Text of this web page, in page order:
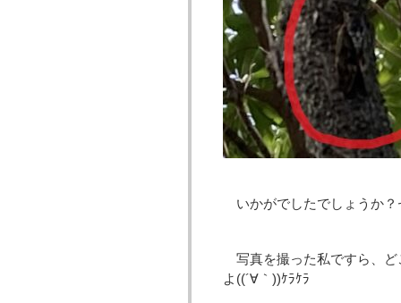
いかがでしたでしょうか
写真を撮った私ですら、
よ((´∀｀))ｹﾗｹﾗ